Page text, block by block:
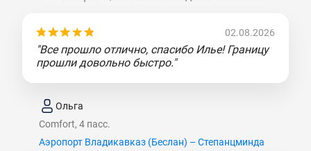
02.08.2026
"Все прошло отлично, спасибо Илье! Границу
прошли довольно быстро."
Ольга
Comfort, 4 пасс.
Аэропорт Владикавказ (Беслан) – Степанцминда